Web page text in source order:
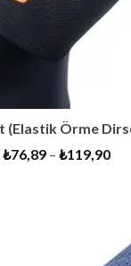
(Elastik Örme
₺76,89– ₺119,90